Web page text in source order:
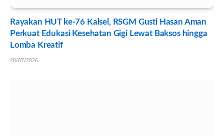
Rayakan HUT ke-76 Kalsel, RSGM Gusti Hasan Aman
Perkuat Edukasi Kesehatan Gigi Lewat Baksos hingga
Lomba Kreatif
20/07/2026